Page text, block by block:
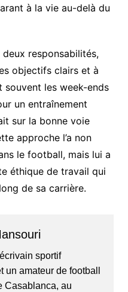
à la vie au-delà du
responsabilités,
objectifs clairs et à
souvent les week-ends
un entraînement
sur la bonne voie
approche l’a non
le football, mais lui a
éthique de travail qui
de sa carrière.
sportif
un amateur de football
Casablanca, au